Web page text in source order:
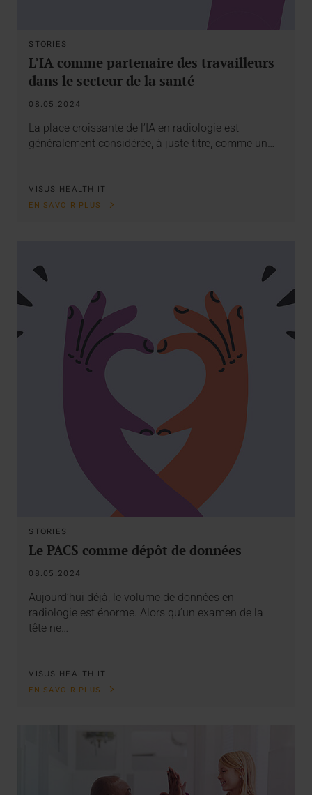
STORIES
L’IA comme partenaire des travailleurs
dans le secteur de la santé
08.05.2024
La place croissante de l’IA en radiologie est
généralement considérée, à juste titre, comme un…
VISUS HEALTH IT
EN SAVOIR PLUS
STORIES
Le PACS comme dépôt de données
08.05.2024
Aujourd’hui déjà, le volume de données en
radiologie est énorme. Alors qu’un examen de la
tête ne…
VISUS HEALTH IT
EN SAVOIR PLUS